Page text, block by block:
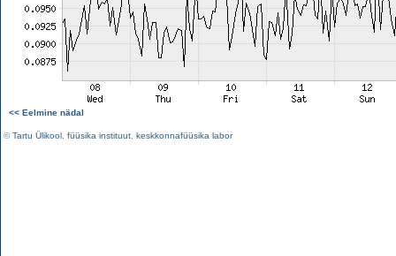
<< Eelmine nädal
©Tartu Ülikool füüsika instituut keskkonnafüüsika labor